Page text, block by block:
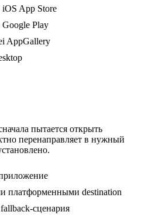
App Store
Play
AppGallery
пытается открыть
перенаправляет в нужный
платформенными destination
сценария